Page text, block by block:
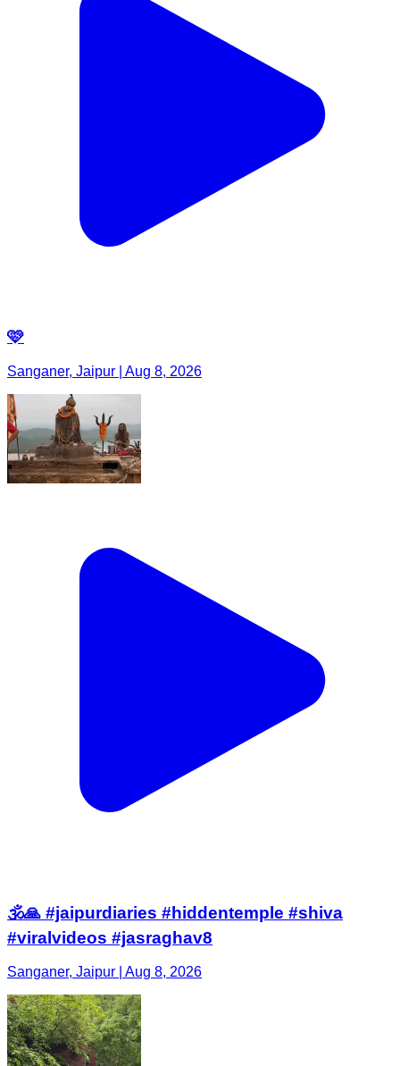
🩷
Sanganer, Jaipur | Aug 8, 2026
🕉️🙏 #jaipurdiaries #hiddentemple #shiva
#viralvideos #jasraghav8
Sanganer, Jaipur | Aug 8, 2026